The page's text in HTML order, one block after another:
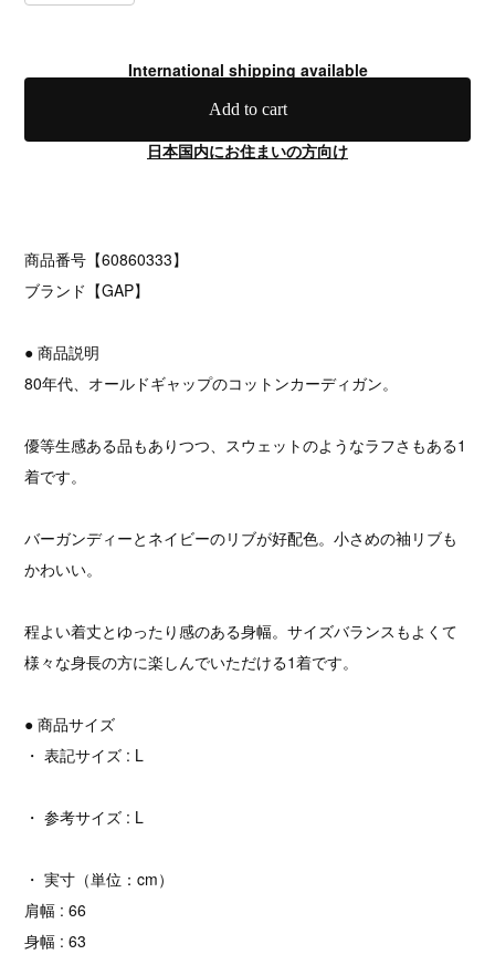
International shipping available
Add to cart
日本国内にお住まいの方向け
商品番号【60860333】
ブランド【GAP】
● 商品説明
80年代、オールドギャップのコットンカーディガン。
優等生感ある品もありつつ、スウェットのようなラフさもある1
着です。
バーガンディーとネイビーのリブが好配色。小さめの袖リブも
かわいい。
程よい着丈とゆったり感のある身幅。サイズバランスもよくて
様々な身長の方に楽しんでいただける1着です。
● 商品サイズ
・ 表記サイズ : L
・ 参考サイズ : L
・ 実寸（単位：cm）
肩幅 : 66
身幅 : 63